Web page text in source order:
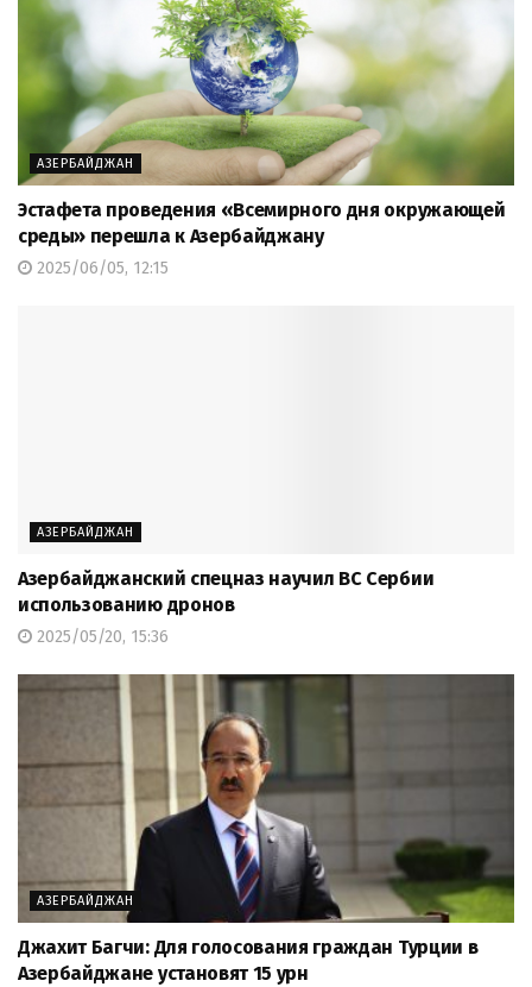
АЗЕРБАЙДЖАН
Эстафета проведения «Всемирного дня окружающей
среды» перешла к Азербайджану
2025/06/05, 12:15
АЗЕРБАЙДЖАН
Азербайджанский спецназ научил ВС Сербии
использованию дронов
2025/05/20, 15:36
АЗЕРБАЙДЖАН
Джахит Багчи: Для голосования граждан Турции в
Азербайджане установят 15 урн